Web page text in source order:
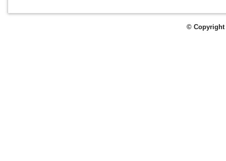
© Copyright